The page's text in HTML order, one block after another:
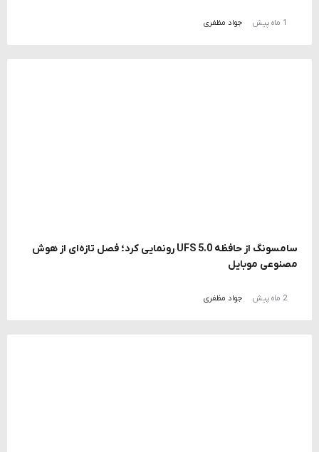
1 ماه پیش جواد مظفری
سامسونگ از حافظه UFS 5.0 رونمایی کرد؛ فصل تازه‌ای از هوش
مصنوعی موبایل
2 ماه پیش جواد مظفری